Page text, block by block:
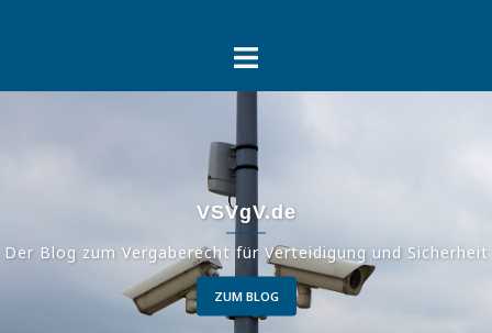
VSVgV.de
Der Blog zum Vergaberecht für Verteidigung und Sicherheit
ZUM BLOG